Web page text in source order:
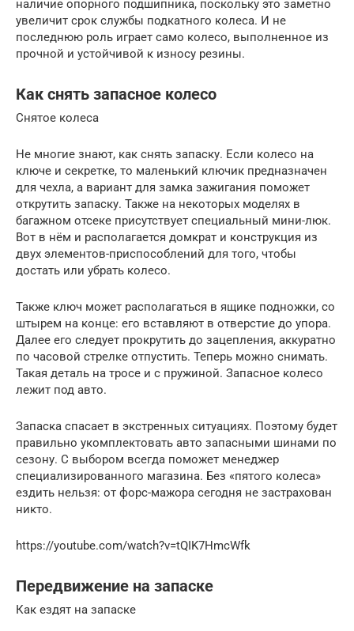
наличие опорного подшипника, поскольку это заметно
увеличит срок службы подкатного колеса. И не
последнюю роль играет само колесо, выполненное из
прочной и устойчивой к износу резины.
Как снять запасное колесо
Снятое колеса
Не многие знают, как снять запаску. Если колесо на
ключе и секретке, то маленький ключик предназначен
для чехла, а вариант для замка зажигания поможет
открутить запаску. Также на некоторых моделях в
багажном отсеке присутствует специальный мини-люк.
Вот в нём и располагается домкрат и конструкция из
двух элементов-приспособлений для того, чтобы
достать или убрать колесо.
Также ключ может располагаться в ящике подножки, со
штырем на конце: его вставляют в отверстие до упора.
Далее его следует прокрутить до зацепления, аккуратно
по часовой стрелке отпустить. Теперь можно снимать.
Такая деталь на тросе и с пружиной. Запасное колесо
лежит под авто.
Запаска спасает в экстренных ситуациях. Поэтому будет
правильно укомплектовать авто запасными шинами по
сезону. С выбором всегда поможет менеджер
специализированного магазина. Без «пятого колеса»
ездить нельзя: от форс-мажора сегодня не застрахован
никто.
https://youtube.com/watch?v=tQIK7HmcWfk
Передвижение на запаске
Как ездят на запаске